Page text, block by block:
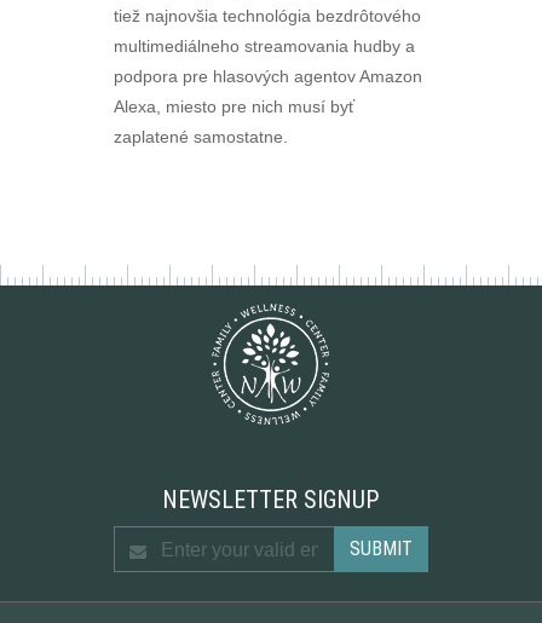
tiež najnovšia technológia bezdrôtového
multimediálneho streamovania hudby a
podpora pre hlasových agentov Amazon
Alexa, miesto pre nich musí byť
zaplatené samostatne.
NEWSLETTER SIGNUP